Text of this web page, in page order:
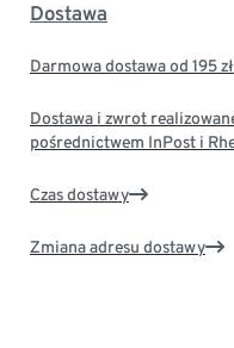
Dostawa
Darmowa dostawa od 195 zł
Dostawa i zwrot
pośrednictwem InPost i
Czas dostawy
Zmiana adresu dostawy